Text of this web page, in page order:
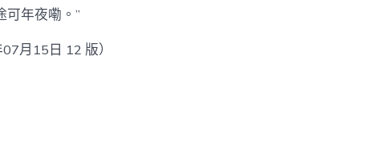
可年夜嘞。”
月15日 12 版）